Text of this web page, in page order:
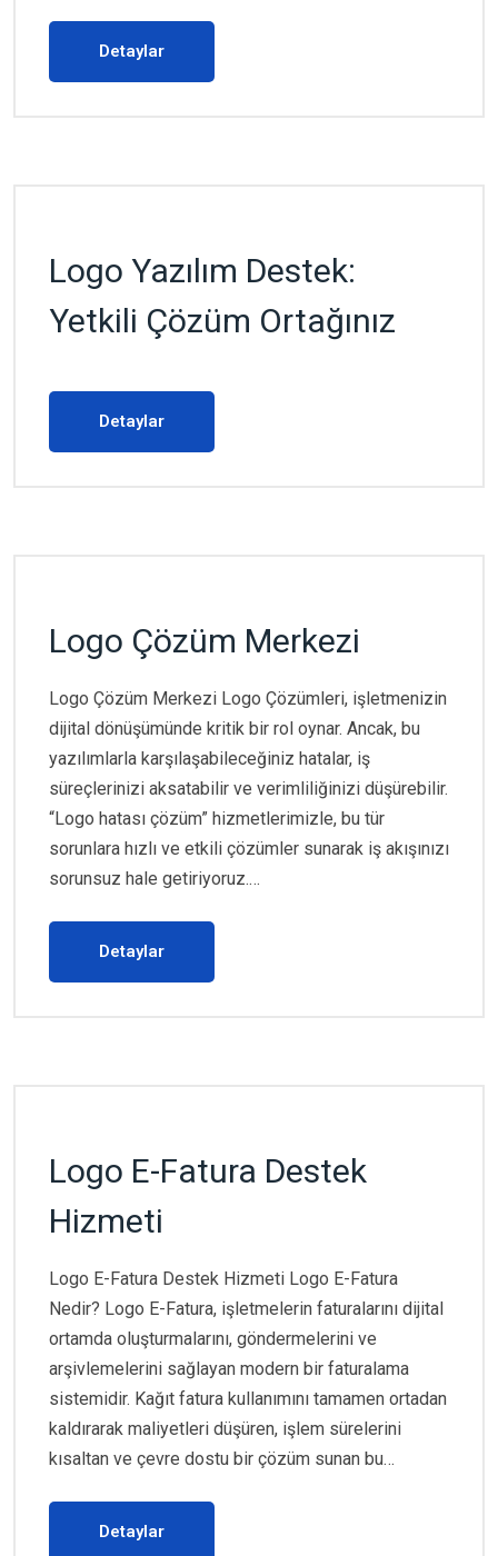
Detaylar
Logo Yazılım Destek:
Yetkili Çözüm Ortağınız
Detaylar
Logo Çözüm Merkezi
Logo Çözüm Merkezi Logo Çözümleri, işletmenizin
dijital dönüşümünde kritik bir rol oynar. Ancak, bu
yazılımlarla karşılaşabileceğiniz hatalar, iş
süreçlerinizi aksatabilir ve verimliliğinizi düşürebilir.
“Logo hatası çözüm” hizmetlerimizle, bu tür
sorunlara hızlı ve etkili çözümler sunarak iş akışınızı
sorunsuz hale getiriyoruz.…
Detaylar
Logo E-Fatura Destek
Hizmeti
Logo E-Fatura Destek Hizmeti Logo E-Fatura
Nedir? Logo E-Fatura, işletmelerin faturalarını dijital
ortamda oluşturmalarını, göndermelerini ve
arşivlemelerini sağlayan modern bir faturalama
sistemidir. Kağıt fatura kullanımını tamamen ortadan
kaldırarak maliyetleri düşüren, işlem sürelerini
kısaltan ve çevre dostu bir çözüm sunan bu…
Detaylar